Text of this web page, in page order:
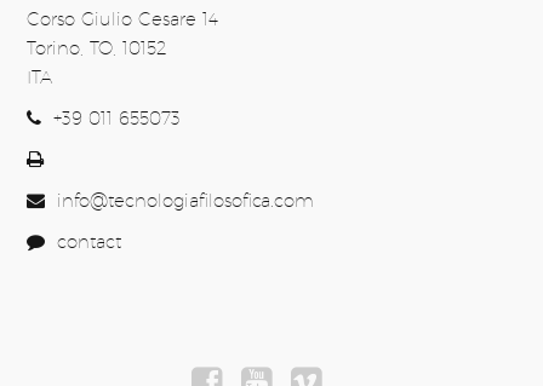
Corso Giulio Cesare 14
Torino, TO, 10152
ITA
+39 011 655073
info@tecnologiafilosofica.com
contact